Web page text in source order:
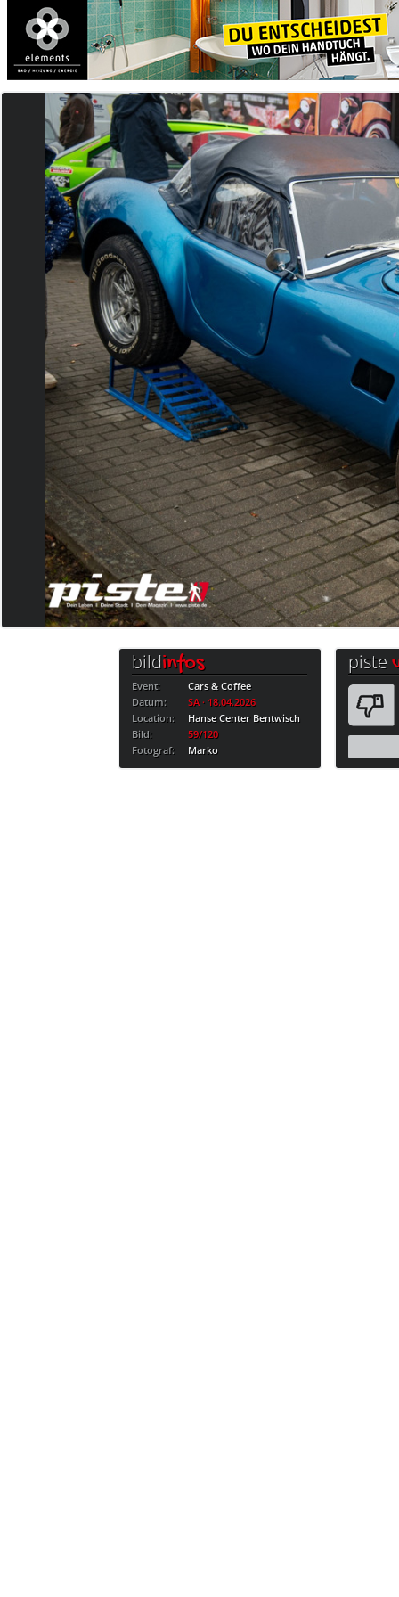
bildinfos
Event:
Cars & Coffee
Datum:
SA · 18.04.2026
Location:
Hanse Center Bentwisch
Bild:
59/120
Fotograf:
Marko
piste